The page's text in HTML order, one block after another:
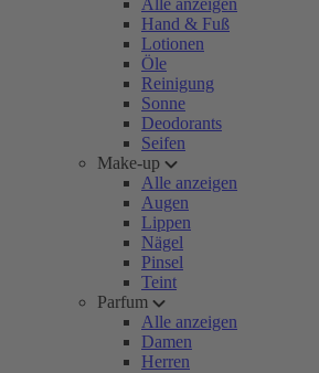
Alle anzeigen
Hand & Fuß
Lotionen
Öle
Reinigung
Sonne
Deodorants
Seifen
Make-up
Alle anzeigen
Augen
Lippen
Nägel
Pinsel
Teint
Parfum
Alle anzeigen
Damen
Herren